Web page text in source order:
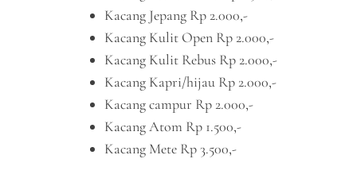
Kacang Jepang Rp 2.000,-
Kacang Kulit Open Rp 2.000,-
Kacang Kulit Rebus Rp 2.000,-
Kacang Kapri/hijau Rp 2.000,-
Kacang campur Rp 2.000,-
Kacang Atom Rp 1.500,-
Kacang Mete Rp 3.500,-